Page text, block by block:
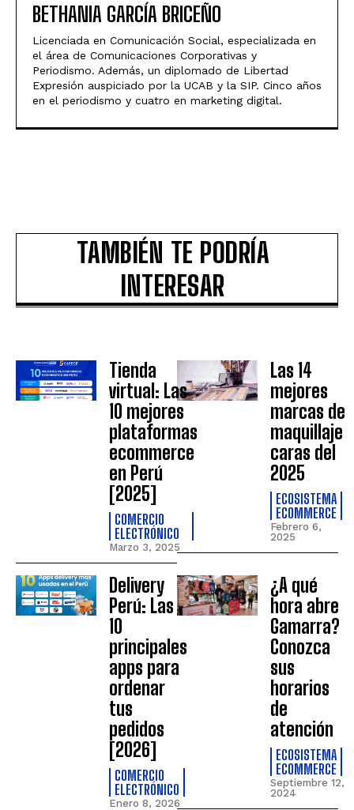
BETHANIA GARCÍA BRICEÑO
Licenciada en Comunicación Social, especializada en
el área de Comunicaciones Corporativas y
Periodismo. Además, un diplomado de Libertad
Expresión auspiciado por la UCAB y la SIP. Cinco años
en el periodismo y cuatro en marketing digital.
TAMBIÉN TE PODRÍA
INTERESAR
Tienda
virtual: Las
10 mejores
plataformas
ecommerce
en Perú
[2025]
COMERCIO
ELECTRÓNICO
Marzo 3, 2025
Las 14
mejores
marcas de
maquillaje
caras del
2025
ECOSISTEMA
ECOMMERCE
Febrero 6,
2025
Delivery
Perú: Las
10
principales
apps para
ordenar
tus
pedidos
[2026]
COMERCIO
ELECTRÓNICO
Enero 8, 2026
¿A qué
hora abre
Gamarra?
Conozca
sus
horarios
de
atención
ECOSISTEMA
ECOMMERCE
Septiembre 12,
2024